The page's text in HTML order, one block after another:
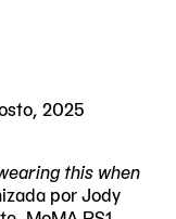
2025
this when
por Jody